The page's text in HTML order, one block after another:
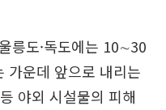
릉도·독도에는 10∼30
가운데 앞으로 내리는
야외 시설물의 피해